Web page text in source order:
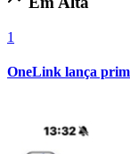
Fluminense
1
OneLink lança